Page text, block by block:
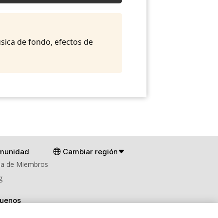
de fondo, efectos de
de Miembros
Cambiar región